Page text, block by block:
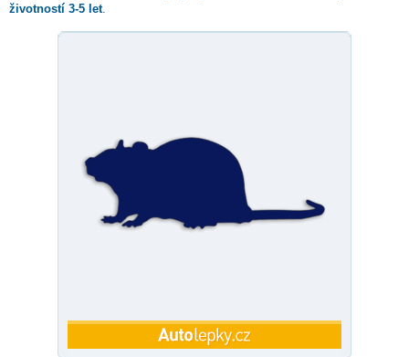
životností 3-5 let.